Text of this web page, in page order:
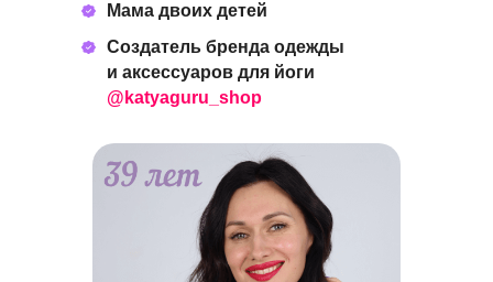
Мама двоих детей
Создатель бренда одежды
и аксессуаров для йоги
@katyaguru_shop